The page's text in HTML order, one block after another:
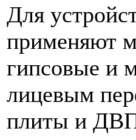
Для
применяют
гипсовые и
лицевым
плиты и